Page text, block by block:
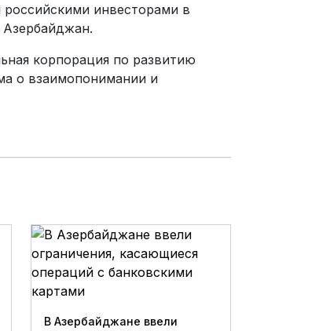
инвесторами в
Азербайджан.
корпорация по развитию
о взаимопонимании и
В Азербайджане ввели